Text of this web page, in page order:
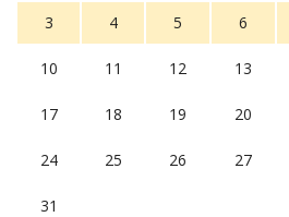
3 4 5 6
10 11 12 13
17 18 19 20
24 25 26 27
31